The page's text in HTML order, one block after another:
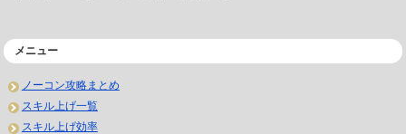
メニュー
ノーコン攻略まとめ
スキル上げ一覧
スキル上げ効率